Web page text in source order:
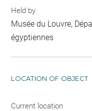
Held by
Musée du Louvre,
égyptiennes
LOCATION OF OBJECT
Current location